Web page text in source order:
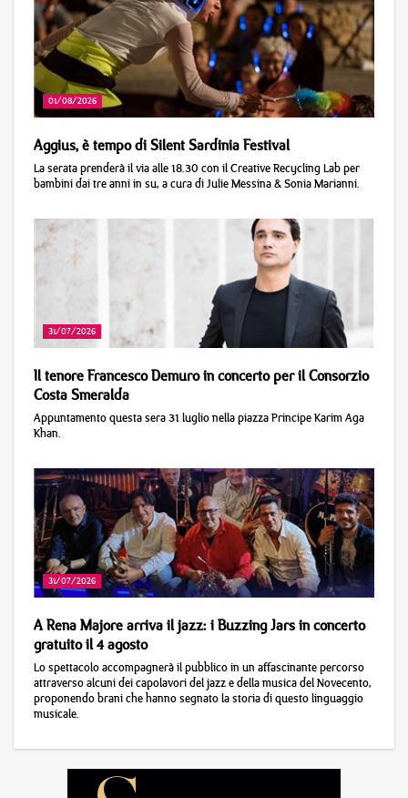
01/08/2026
Aggius, è tempo di Silent Sardinia Festival
La serata prenderà il via alle 18.30 con il Creative Recycling Lab per
bambini dai tre anni in su, a cura di Julie Messina & Sonia Marianni.
31/07/2026
Il tenore Francesco Demuro in concerto per il Consorzio
Costa Smeralda
Appuntamento questa sera 31 luglio nella piazza Principe Karim Aga
Khan.
31/07/2026
A Rena Majore arriva il jazz: i Buzzing Jars in concerto
gratuito il 4 agosto
Lo spettacolo accompagnerà il pubblico in un affascinante percorso
attraverso alcuni dei capolavori del jazz e della musica del Novecento,
proponendo brani che hanno segnato la storia di questo linguaggio
musicale.